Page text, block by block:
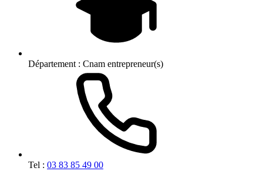
Département : Cnam entrepreneur(s)
Tel : 03 83 85 49 00